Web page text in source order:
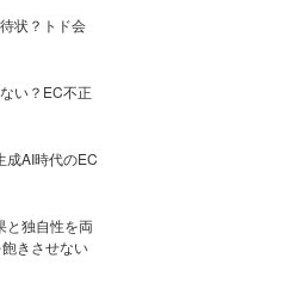
状？トド会
い？EC不正
成AI時代のEC
と独自性を両
きさせない